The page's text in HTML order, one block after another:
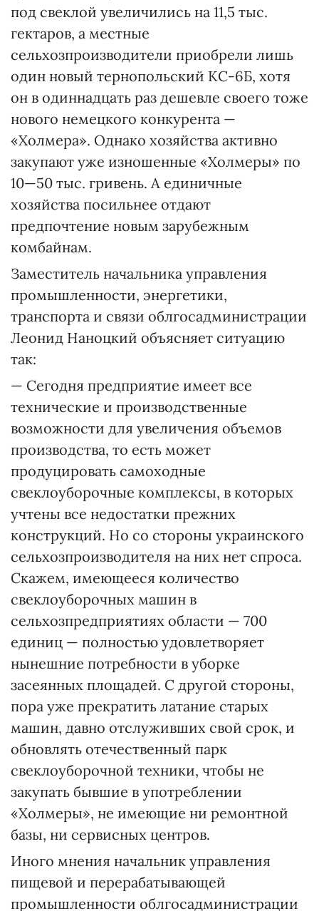
под свеклой увеличились на 11,5 тыс.
гектаров, а местные
сельхозпроизводители приобрели лишь
один новый тернопольский КС-6Б, хотя
он в одиннадцать раз дешевле своего тоже
нового немецкого конкурента —
«Холмера». Однако хозяйства активно
закупают уже изношенные «Холмеры» по
10—50 тыс. гривень. А единичные
хозяйства посильнее отдают
предпочтение новым зарубежным
комбайнам.
Заместитель начальника управления
промышленности, энергетики,
транспорта и связи облгосадминистрации
Леонид Наноцкий объясняет ситуацию
так:
— Сегодня предприятие имеет все
технические и производственные
возможности для увеличения объемов
производства, то есть может
продуцировать самоходные
свеклоуборочные комплексы, в которых
учтены все недостатки прежних
конструкций. Но со стороны украинского
сельхозпроизводителя на них нет спроса.
Скажем, имеющееся количество
свеклоуборочных машин в
сельхозпредприятиях области — 700
единиц — полностью удовлетворяет
нынешние потребности в уборке
засеянных площадей. С другой стороны,
пора уже прекратить латание старых
машин, давно отслуживших свой срок, и
обновлять отечественный парк
свеклоуборочной техники, чтобы не
закупать бывшие в употреблении
«Холмеры», не имеющие ни ремонтной
базы, ни сервисных центров.
Иного мнения начальник управления
пищевой и перерабатывающей
промышленности облгосадминистрации